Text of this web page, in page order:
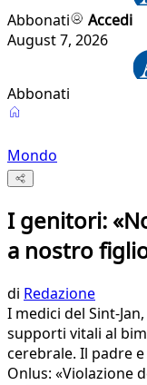
Abbonati
Accedi
August 7, 2026
Abbonati
Mondo
I genitori:
a nostro
di Redazione
I medici del Sint-
supporti vitali al
cerebrale. Il padre
Onlus: «Violazione